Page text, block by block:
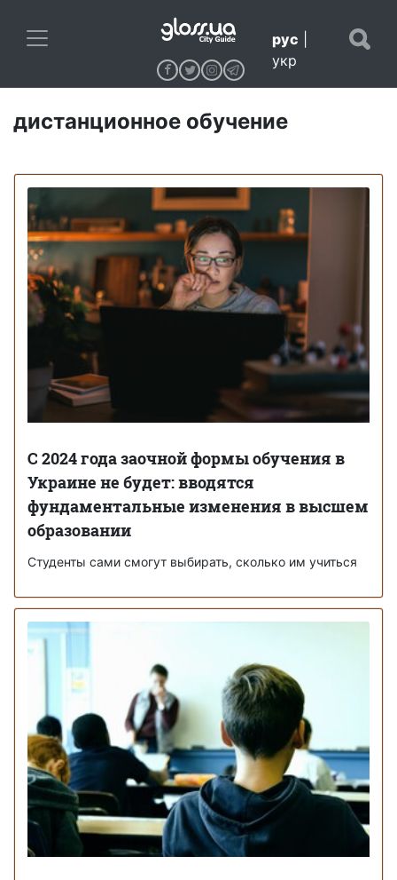
рус
укр
дистанционное обучение
С 2024 года заочной формы обучения в
Украине не будет: вводятся
фундаментальные изменения в высшем
образовании
Студенты сами смогут выбирать, сколько им учиться